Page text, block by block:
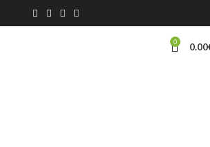
0 0.00